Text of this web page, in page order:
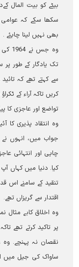
بیٹے کو بیت المال
سکھا سکے کہ عوامی
بھی نہیں لینا چاہئے ۔
وہ
تک یادگار کے طور پر
سے کہتے تھے کہ
کریں تاکہ آراء کے
تواضع اور عاجزی کا
وہ انتقاد پذیری کا
جواب میں، انہوں
چاہی اور انتہائی
کیا۔ دنیا میں کہاں
تنقید کے سامنے اس
اقتدار سے گریزاں تھے۔
وہ اخلاق کابے مثال
پر تاکید کرتے تھے
نقصان نہ پہنچے۔ وہ
ساواک کی جیل میں